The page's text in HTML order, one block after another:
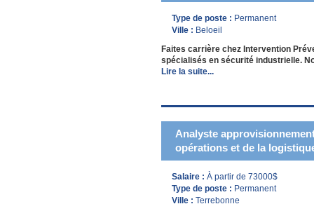
Type de poste : Permanent
Ville : Beloeil
Faites carrière chez Intervention
spécialisés en sécurité industrielle.
Lire la suite...
Analyste
opérations et de la
Salaire : À partir de 73000$
Type de poste : Permanent
Ville : Terrebonne